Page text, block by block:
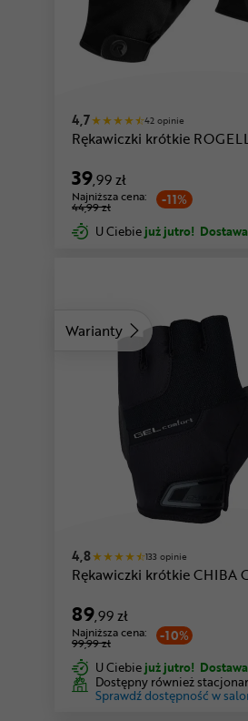
4,7 42 opinie
Rękawiczki krótkie
39,99 zł
-11%
Najniższa cena:
44,99 zł
U Ciebie już jutro!
Warianty
pomarańczowy-czarny
4,8 133 opinie
Rękawiczki krótkie CHIBA
89,99 zł
-10%
Najniższa cena:
99,99 zł
U Ciebie już jutro!
Dostępny również
Sprawdź dostępność w